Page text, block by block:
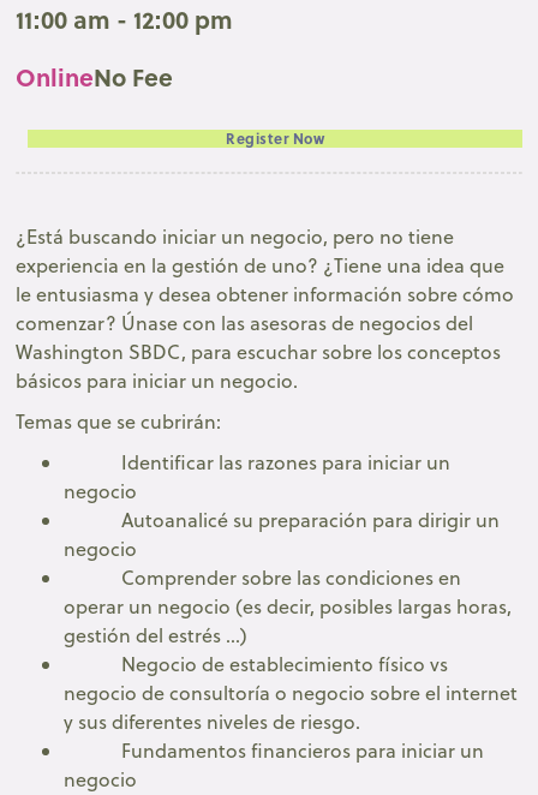
11:00 am - 12:00 pm
OnlineNo Fee
Register Now
¿Está buscando iniciar un negocio, pero no tiene
experiencia en la gestión de uno? ¿Tiene una idea que
le entusiasma y desea obtener información sobre cómo
comenzar? Únase con las asesoras de negocios del
Washington SBDC, para escuchar sobre los conceptos
básicos para iniciar un negocio.
Temas que se cubrirán:
Identificar las razones para iniciar un
negocio
Autoanalicé su preparación para dirigir un
negocio
Comprender sobre las condiciones en
operar un negocio (es decir, posibles largas horas,
gestión del estrés ...)
Negocio de establecimiento físico vs
negocio de consultoría o negocio sobre el internet
y sus diferentes niveles de riesgo.
Fundamentos financieros para iniciar un
negocio